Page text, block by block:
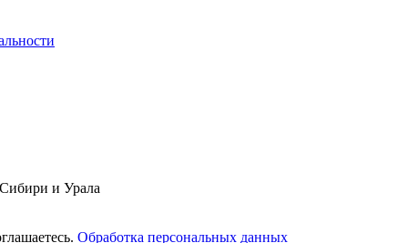
и Урала
Обработка персональных данных